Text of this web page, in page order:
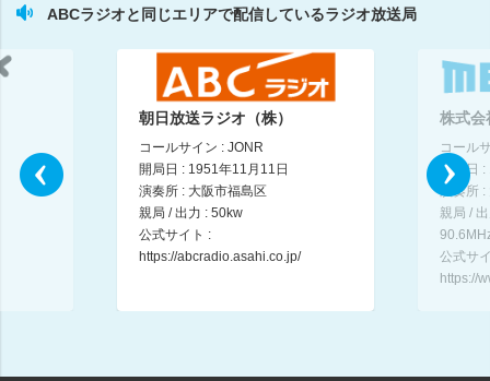
ますだおかだ増田（ますだおかだ）／武田和歌子／ゲスト：くわがた心
ますだおかだ増田（ますだおかだ）／武田和歌子／ゲスト：くわがた心
14:00 ～ 15:00
ウラのウラまで浦川です
浦川泰幸／塩田えみ／中西正男
ABCラジオと同じエリアで配信しているラジオ放送局
朝日放送ラジオ（株）
コールサイン : JONR
開局日 : 1951年11月11日
演奏所 : 大阪市福島区
親局 / 出力 : 50kw
公式サイト :
https://abcradio.asahi.co.jp/
株式会
コール
開局日
演奏所 :
親局 /
公式サ
https://